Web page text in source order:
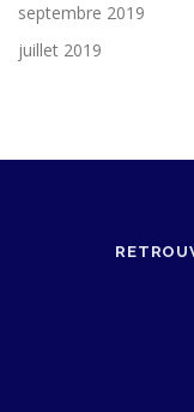
septembre 2019
juillet 2019